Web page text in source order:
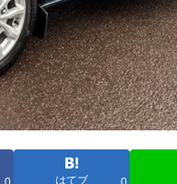
はてブ